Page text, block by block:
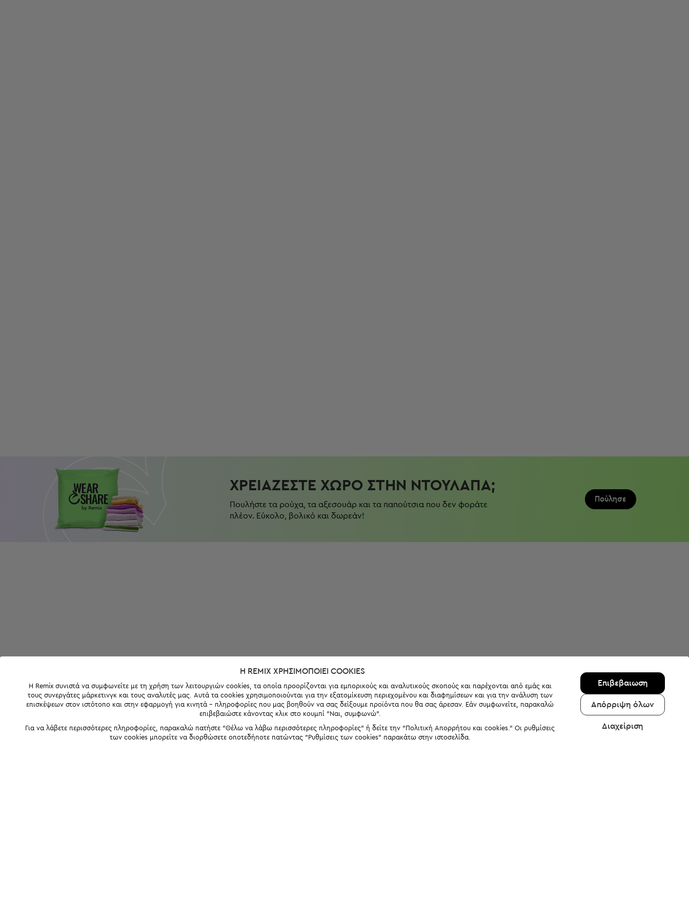
ΧΡΕΙΆΖΕΣΤΕ ΧΏΡΟ ΣΤΗΝ ΝΤΟΥΛΆΠΑ;
Πουλήστε τα ρούχα, τα αξεσουάρ και τα παπούτσια που δεν φοράτε
πλέον. Εύκολο, βολικό και δωρεάν!
Πούλησε
Η REMIX ΧΡΗΣΙΜΟΠΟΙΕΊ COOKIES
Η Remix συνιστά να συμφωνείτε με τη χρήση των λειτουργιών cookies, τα οποία προορίζονται για εμπορικούς και αναλυτικούς σκοπούς και παρέχονται από εμάς και
τους συνεργάτες μάρκετινγκ και τους αναλυτές μας. Αυτά τα cookies χρησιμοποιούνται για την εξατομίκευση περιεχομένου και διαφημίσεων και για την ανάλυση των
επισκέψεων στον ιστότοπο και στην εφαρμογή για κινητά - πληροφορίες που μας βοηθούν να σας δείξουμε προϊόντα που θα σας άρεσαν. Εάν συμφωνείτε, παρακαλώ
επιβεβαιώστε κάνοντας κλικ στο κουμπί "Ναι, συμφωνώ".
Για να λάβετε περισσότερες πληροφορίες, παρακαλώ πατήστε "Θέλω να λάβω περισσότερες πληροφορίες" ή δείτε την "Πολιτική Απορρήτου και cookies." Οι ρυθμίσεις
των cookies μπορείτε να διορθώσετε οποτεδήποτε πατώντας "Ρυθμίσεις των cookies" παρακάτω στην ιστοσελίδα.
Επιβεβαιωση
Απόρριψη όλων
Διαχείριση